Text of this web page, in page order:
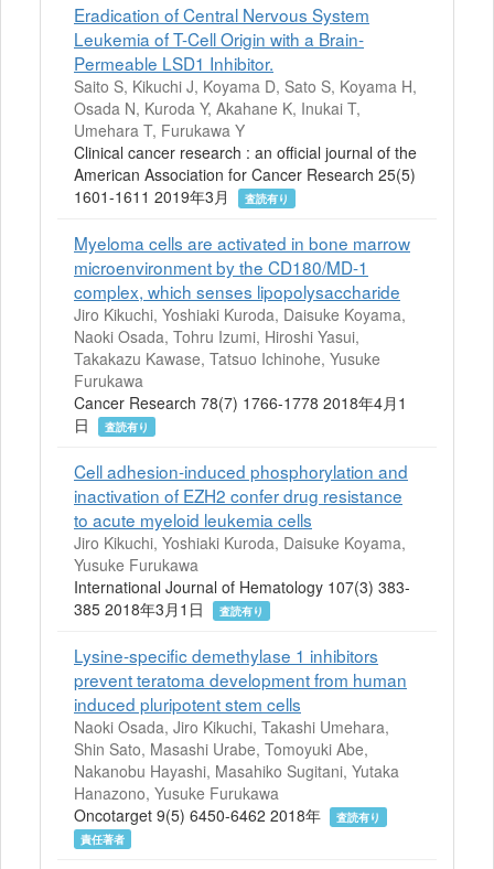
Eradication of Central Nervous System
Leukemia of T-Cell Origin with a Brain-
Permeable LSD1 Inhibitor.
Saito S, Kikuchi J, Koyama D, Sato S, Koyama H,
Osada N, Kuroda Y, Akahane K, Inukai T,
Umehara T, Furukawa Y
Clinical cancer research : an official journal of the
American Association for Cancer Research 25(5)
1601-1611 2019年3月
査読有り
Myeloma cells are activated in bone marrow
microenvironment by the CD180/MD-1
complex, which senses lipopolysaccharide
Jiro Kikuchi, Yoshiaki Kuroda, Daisuke Koyama,
Naoki Osada, Tohru Izumi, Hiroshi Yasui,
Takakazu Kawase, Tatsuo Ichinohe, Yusuke
Furukawa
Cancer Research 78(7) 1766-1778 2018年4月1
日
査読有り
Cell adhesion-induced phosphorylation and
inactivation of EZH2 confer drug resistance
to acute myeloid leukemia cells
Jiro Kikuchi, Yoshiaki Kuroda, Daisuke Koyama,
Yusuke Furukawa
International Journal of Hematology 107(3) 383-
385 2018年3月1日
査読有り
Lysine-specific demethylase 1 inhibitors
prevent teratoma development from human
induced pluripotent stem cells
Naoki Osada, Jiro Kikuchi, Takashi Umehara,
Shin Sato, Masashi Urabe, Tomoyuki Abe,
Nakanobu Hayashi, Masahiko Sugitani, Yutaka
Hanazono, Yusuke Furukawa
Oncotarget 9(5) 6450-6462 2018年
査読有り
責任著者